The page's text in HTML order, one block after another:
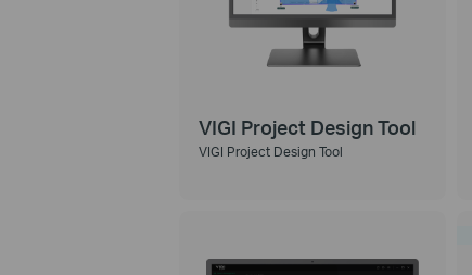
VIGI Project Design Tool
VIGI Project Design Tool